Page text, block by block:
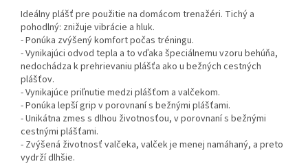
Ideálny plášť pre použitie na domácom trenažéri. Tichý a
pohodlný: znižuje vibrácie a hluk.
- Ponúka zvýšený komfort počas tréningu.
- Vynikajúci odvod tepla a to vďaka špeciálnemu vzoru behúňa,
nedochádza k prehrievaniu plášťa ako u bežných cestných
plášťov.
- Vynikajúce priľnutie medzi plášťom a valčekom.
- Ponúka lepší grip v porovnaní s bežnými plášťami.
- Unikátna zmes s dlhou životnosťou, v porovnaní s bežnými
cestnými plášťami.
- Zvýšená životnosť valčeka, valček je menej namáhaný, a preto
vydrží dlhšie.